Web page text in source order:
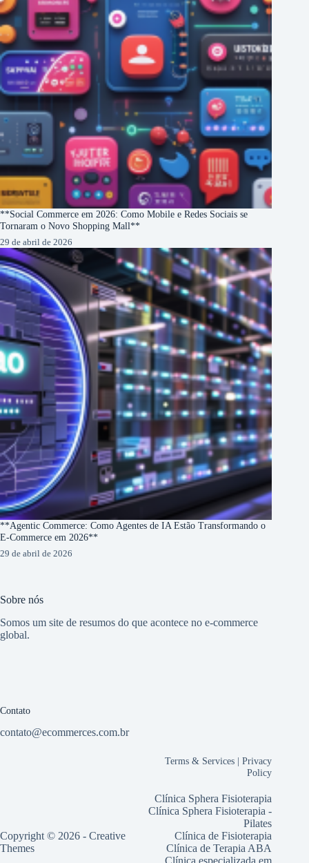
**Social Commerce em 2026: Como Mobile e Redes Sociais se
Tornaram o Novo Shopping Mall**
29 de abril de 2026
**Agentic Commerce: Como Agentes de IA Estão Transformando o
E-Commerce em 2026**
29 de abril de 2026
Sobre nós
Somos um site de resumos do que acontece no e-commerce
global.
Contato
contato@ecommerces.com.br
Copyright © 2026 - Creative
Themes
Terms & Services |Privacy
Policy
Clínica Sphera Fisioterapia
Clínica Sphera Fisioterapia -
Pilates
Clínica de Fisioterapia
Clínica de Terapia ABA
Clínica especializada em